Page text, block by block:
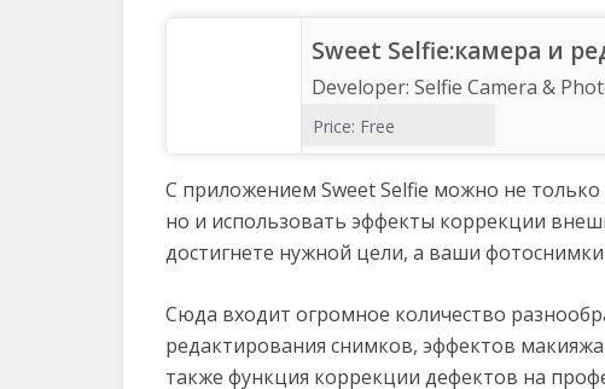
Sweet Selfie:камера и
Developer: Selfie Camera &
Price: Free
С приложением Sweet Selfie можно не
но и использовать эффекты коррекции
достигнете нужной цели, а ваши
Сюда входит огромное количество
редактирования снимков, эффектов
также функция коррекции дефектов на